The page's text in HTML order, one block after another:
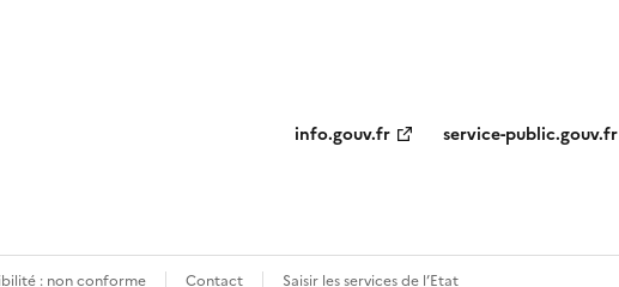
info.gouv.fr service-public.gouv.fr
: non conforme Contact Saisir les services de l’Etat